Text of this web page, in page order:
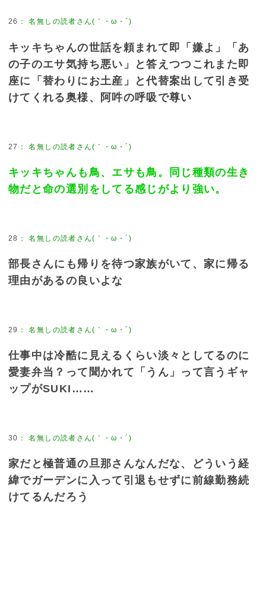
26 ：名無しの読者さん(｀・ω・´)
キッキちゃんの世話を頼まれて即「嫌よ」「あ
の子のエサ気持ち悪い」と答えつつこれまた即
座に「替わりにお土産」と代替案出して引き受
けてくれる奥様、阿吽の呼吸で尊い
27 ：名無しの読者さん(｀・ω・´)
キッキちゃんも鳥、エサも鳥。同じ種類の生き
物だと命の選別をしてる感じがより強い。
28 ：名無しの読者さん(｀・ω・´)
部長さんにも帰りを待つ家族がいて、家に帰る
理由があるの良いよな
29 ：名無しの読者さん(｀・ω・´)
仕事中は冷酷に見えるくらい淡々としてるのに
愛妻弁当？って聞かれて「うん」って言うギャ
ップがSUKI……
30 ：名無しの読者さん(｀・ω・´)
家だと極普通の旦那さんなんだな、どういう経
緯でガーデンに入って引退もせずに前線勤務続
けてるんだろう